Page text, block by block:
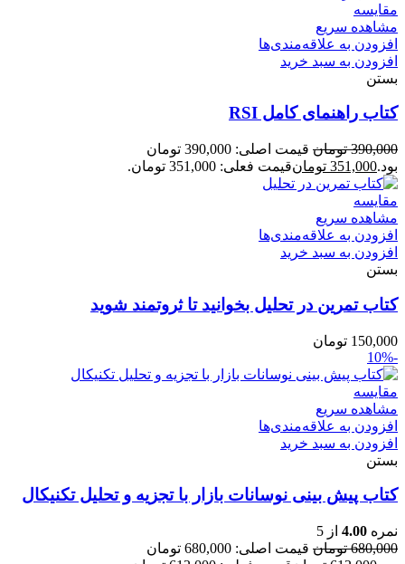
مقایسه
مشاهده سریع
افزودن به علاقه‌مندی‌ها
افزودن به سبد خرید
بستن
کتاب راهنمای کامل RSI
390,000 تومان
قیمت اصلی: 390,000 تومان
بود.351,000 تومانقیمت فعلی: 351,000 تومان.
مقایسه
مشاهده سریع
افزودن به علاقه‌مندی‌ها
افزودن به سبد خرید
بستن
کتاب تمرین در تحلیل بخوانید تا ثروتمند شوید
150,000 تومان
-10%
مقایسه
مشاهده سریع
افزودن به علاقه‌مندی‌ها
افزودن به سبد خرید
بستن
کتاب پیش بینی نوسانات بازار با تجزیه و تحلیل تکنیکال
نمره 4.00 از 5
680,000 تومان
قیمت اصلی: 680,000 تومان